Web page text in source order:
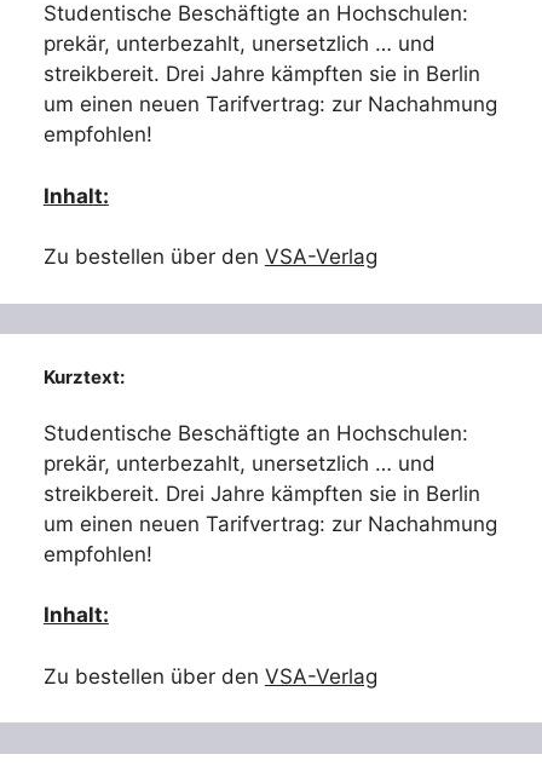
Studentische Beschäftigte an Hochschulen:
prekär, unterbezahlt, unersetzlich … und
streikbereit. Drei Jahre kämpften sie in Berlin
um einen neuen Tarifvertrag: zur Nachahmung
empfohlen!
Inhalt:
Zu bestellen über den VSA-Verlag
Kurztext:
Studentische Beschäftigte an Hochschulen:
prekär, unterbezahlt, unersetzlich … und
streikbereit. Drei Jahre kämpften sie in Berlin
um einen neuen Tarifvertrag: zur Nachahmung
empfohlen!
Inhalt:
Zu bestellen über den VSA-Verlag